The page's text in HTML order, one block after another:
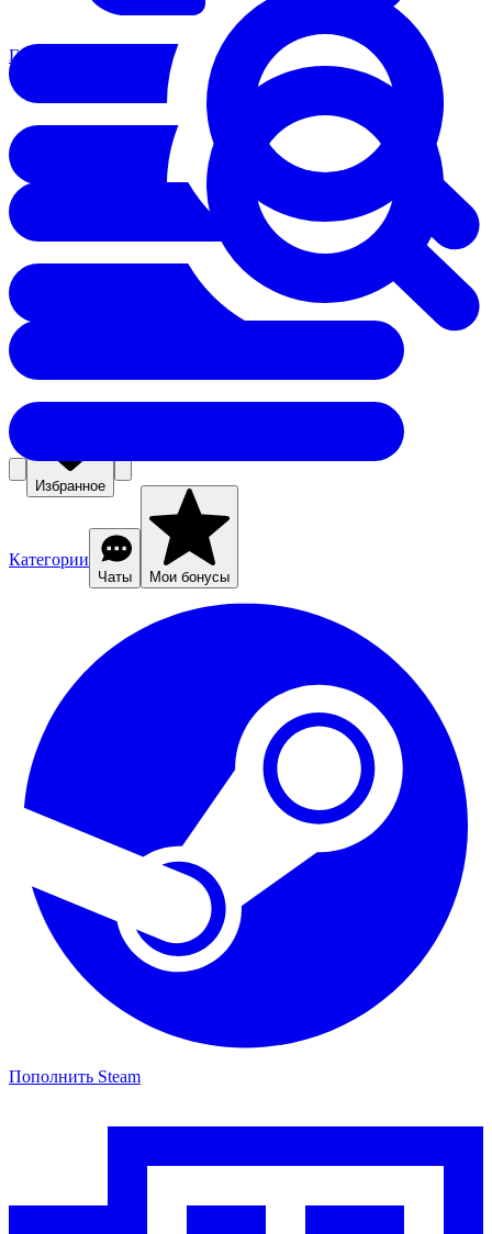
Избранное
Главная
Категории
Чаты Мои бонусы
Пополнить Steam